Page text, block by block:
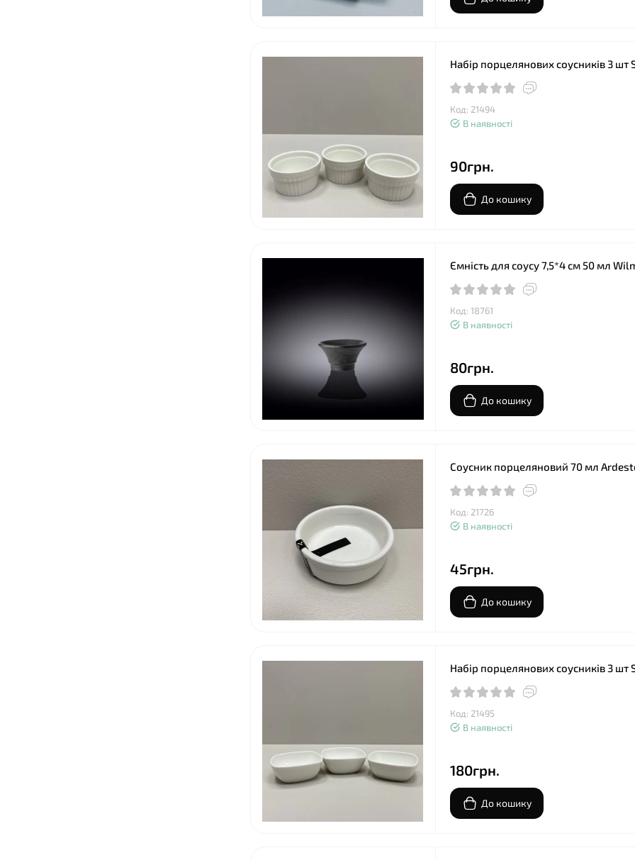
Набір порцелянових соусників 3 шт
Код: 21494
В наявності
90грн.
До кошику
Ємність для соусу 7,5*4 см 50 мл
Код: 18761
В наявності
80грн.
До кошику
Соусник порцеляновий 70 мл
Код: 21726
В наявності
45грн.
До кошику
Набір порцелянових соусників 3 шт
Код: 21495
В наявності
180грн.
До кошику